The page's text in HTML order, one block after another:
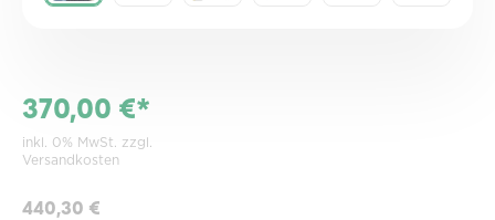
370,00 €*
inkl. 0% MwSt. zzgl.
Versandkosten
440,30 €